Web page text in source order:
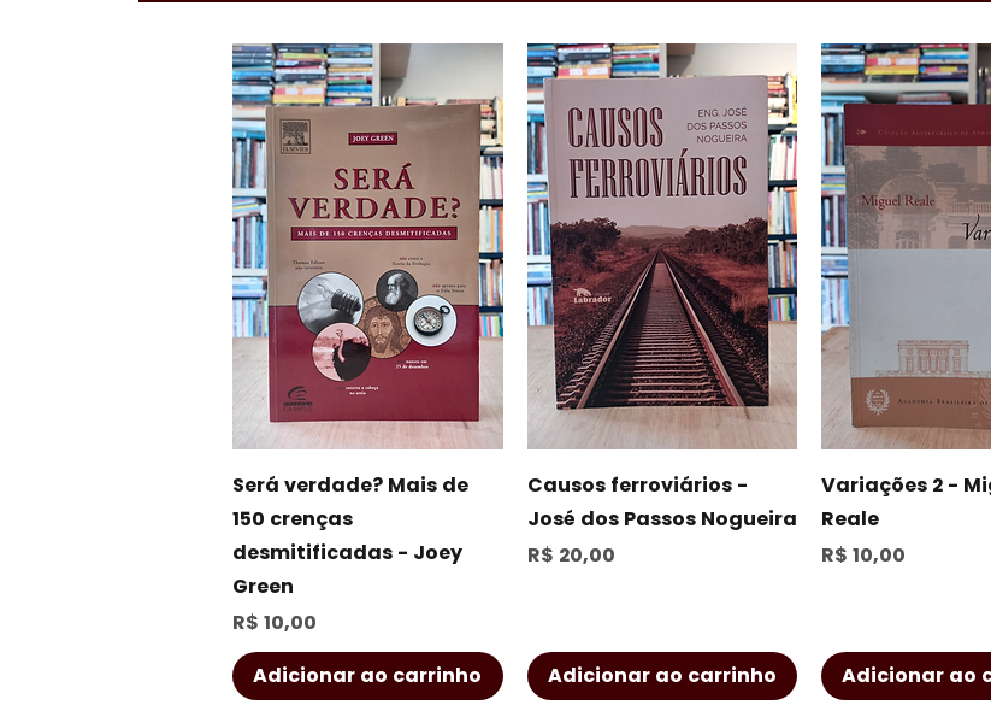
Visualização rápida
Será verdade? Mais de
150 crenças
desmitificadas - Joey
Green
Preço
R$ 10,00
Adicionar ao carrinho
Visualização rápida
Causos ferroviários -
José dos Passos Nogueira
Preço
R$ 20,00
Adicionar ao carrinho
Visualização
Variações 2 -
Reale
Preço
R$ 10,00
Adicionar ao